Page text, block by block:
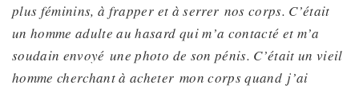
plus féminins,à frapper et à serrer nos corps. C’était
un homme adulte au hasard qui m’a contacté et m’a
soudain envoyéune photo de son pénis. C’était un vieil
homme cherchant à acheter mon corpsquandj’ai